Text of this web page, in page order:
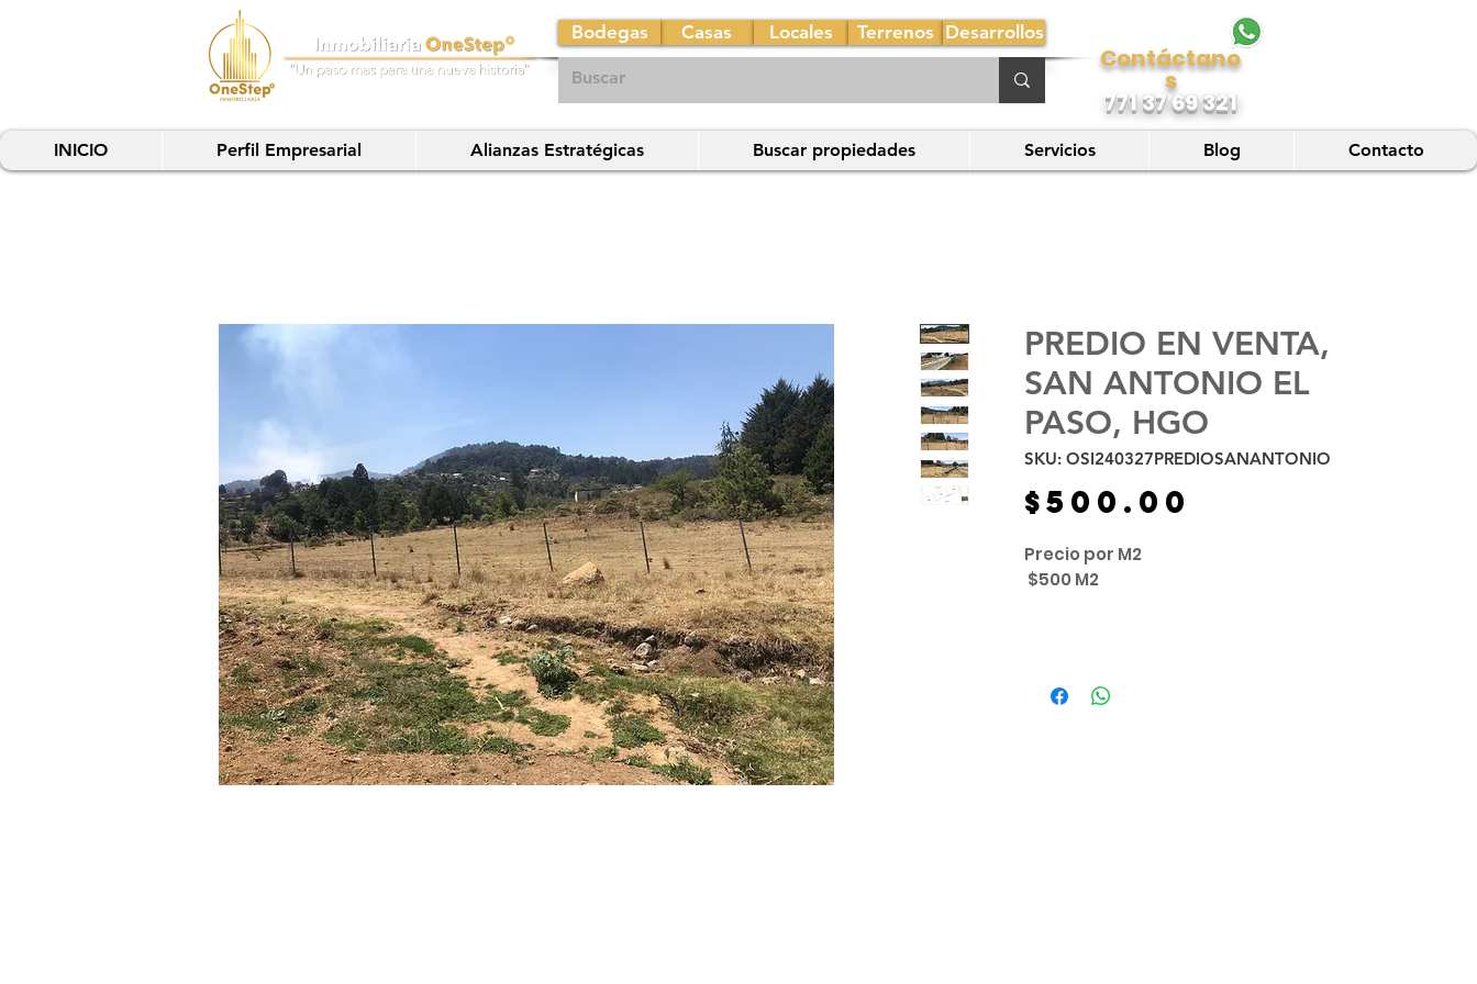
Casas
Bodegas Locales Terrenos Desarrollos
Contáctano
s
771 37 69 321
INICIO Perfil Empresarial Alianzas Estratégicas Buscar propiedades Servicios Blog Contacto
PREDIO EN VENTA,
SAN ANTONIO EL
PASO, HGO
SKU: OSI240327PREDIOSANANTONIO
$500.00
Precio por M2
$500 M2